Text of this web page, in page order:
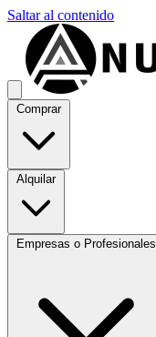
Saltar al contenido
Comprar
Alquilar
Empresas o Profesionales